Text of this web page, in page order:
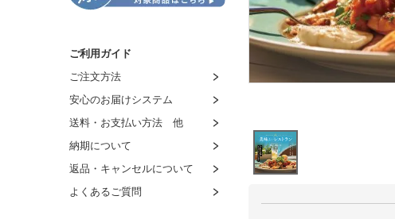
ご利用ガイド
ご注文方法
安心のお届けシステム
送料・お支払い方法 他
納期について
返品・キャンセルについて
よくあるご質問